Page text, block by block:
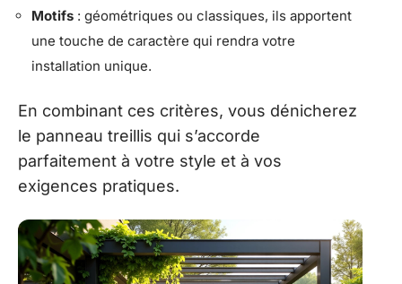
Motifs : géométriques ou classiques, ils apportent
une touche de caractère qui rendra votre
installation unique.
En combinant ces critères, vous dénicherez
le panneau treillis qui s’accorde
parfaitement à votre style et à vos
exigences pratiques.